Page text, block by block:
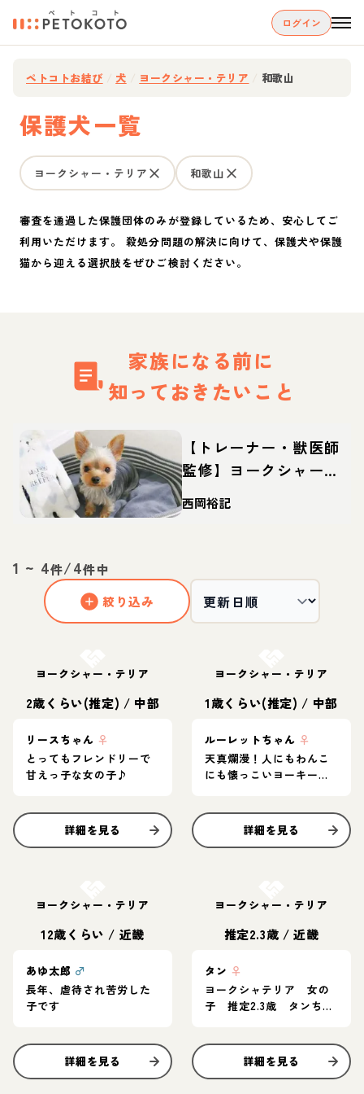
ログイン
ペトコトお結び 犬 ヨークシャー・テリア 和歌山
保護犬一覧
ヨークシャー・テリア 和歌山
審査を通過した保護団体のみが登録しているため、安心してご
利用いただけます。 殺処分問題の解決に向けて、保護犬や保護
猫から迎える選択肢をぜひご検討ください。
家族になる前に
知っておきたいこと
【トレーナー・獣医師
監修】ヨークシャーテ
リアってどんな犬？性
格・特徴・育て方・迎
西岡裕記
1 ~ 4件/4件中
絞り込み
ヨークシャー・テリア
2歳くらい(推定) / 中部
リースちゃん ♀
とってもフレンドリーで
甘えっ子な女の子♪
詳細を見る
ヨークシャー・テリア
1歳くらい(推定) / 中部
ルーレットちゃん ♀
天真爛漫！人にもわんこ
にも懐っこいヨーキーの
詳細を見る
ヨークシャー・テリア
12歳くらい / 近畿
あゆ太郎 ♂
長年、虐待され苦労した
子です
詳細を見る
ヨークシャー・テリア
推定2.3歳 /近畿
タン ♀
ヨークシャテリア 女の
子 推定2.3歳 タンちゃ
詳細を見る